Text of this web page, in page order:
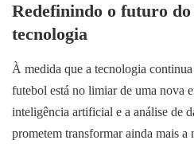
Redefinindo o futuro
tecnologia
À medida que a tecnologia
futebol está no limiar de uma nova
inteligência artificial e a análise de
prometem transformar ainda mais a